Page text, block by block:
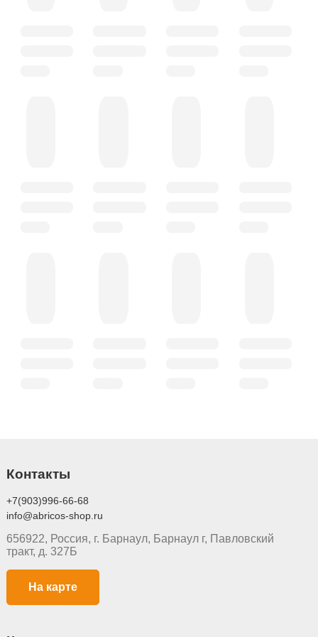
Контакты
+7(903)996-66-68
info@abricos-shop.ru
656922, Россия, г. Барнаул, Барнаул г, Павловский
тракт, д. 327Б
На карте